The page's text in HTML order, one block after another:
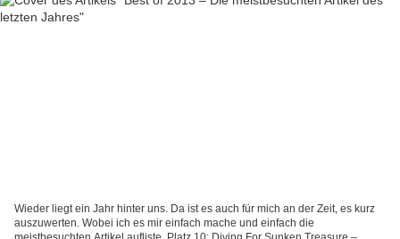
Wieder liegt ein Jahr hinter uns. Da ist es auch für mich an der Zeit, es kurz
auszuwerten. Wobei ich es mir einfach mache und einfach die